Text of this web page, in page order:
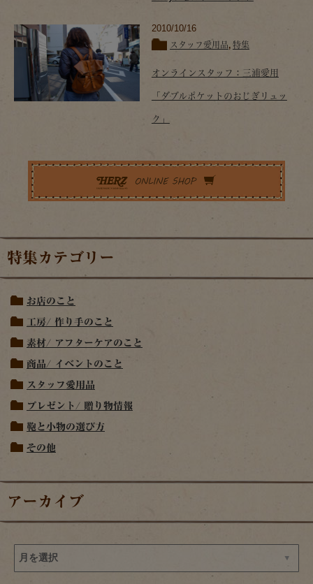
2010/10/16
スタッフ愛用品, 特集
オンラインスタッフ：三浦愛用
「ダブルポケットのおじぎリュッ
ク」
特集カテゴリー
お店のこと
工房/ 作り手のこと
素材/ アフターケアのこと
商品/ イベントのこと
スタッフ愛用品
プレゼント/ 贈り物情報
鞄と小物の選び方
その他
アーカイブ